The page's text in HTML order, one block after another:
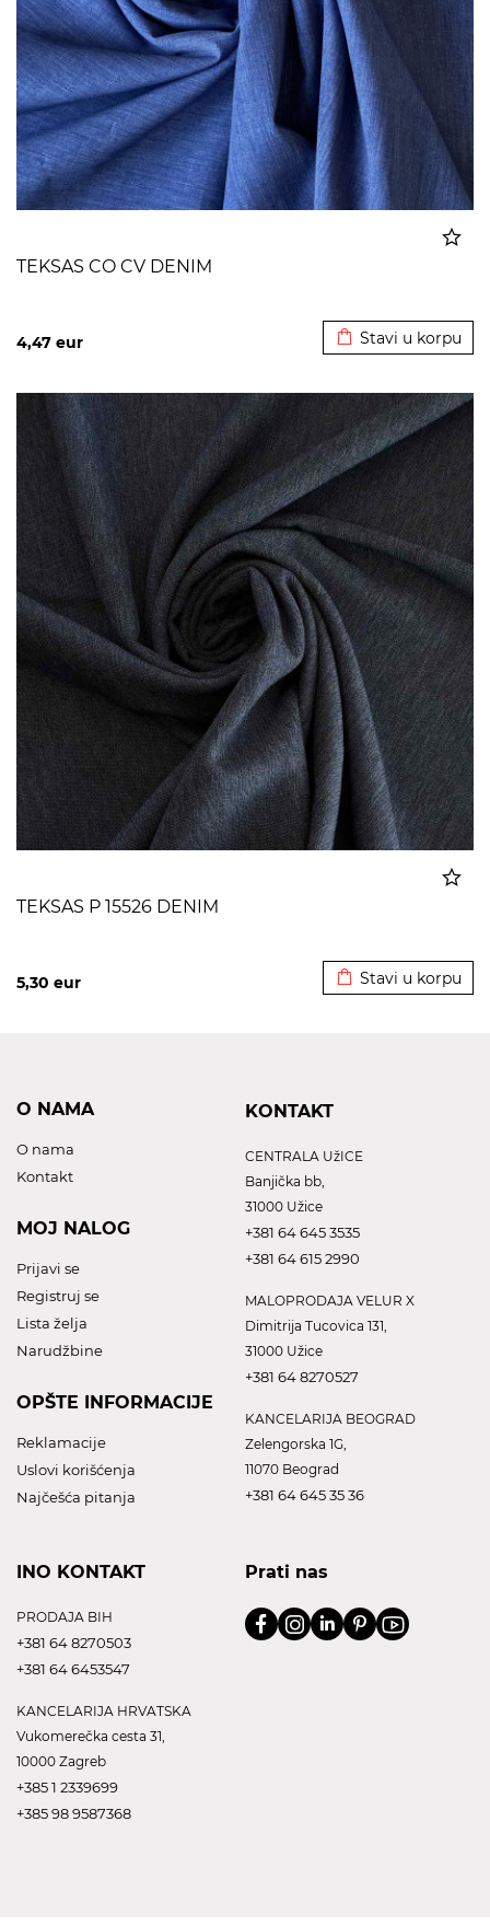
TEKSAS CO CV DENIM
4,47 eur Stavi u korpu
TEKSAS P 15526 DENIM
5,30 eur Stavi u korpu
O NAMA
O nama
Kontakt
MOJ NALOG
Prijavi se
Registruj se
Lista želja
Narudžbine
OPŠTE INFORMACIJE
Reklamacije
Uslovi korišćenja
Najčešća pitanja
KONTAKT
CENTRALA UžICE
Banjička bb,
31000 Užice
+381 64 645 3535
+381 64 615 2990
MALOPRODAJA VELUR X
Dimitrija Tucovica 131,
31000 Užice
+381 64 8270527
KANCELARIJA BEOGRAD
Zelengorska 1G,
11070 Beograd
+381 64 645 35 36
INO KONTAKT
PRODAJA BIH
+381 64 8270503
+381 64 6453547
KANCELARIJA HRVATSKA
Vukomerečka cesta 31,
10000 Zagreb
+385 1 2339699
+385 98 9587368
Prati nas